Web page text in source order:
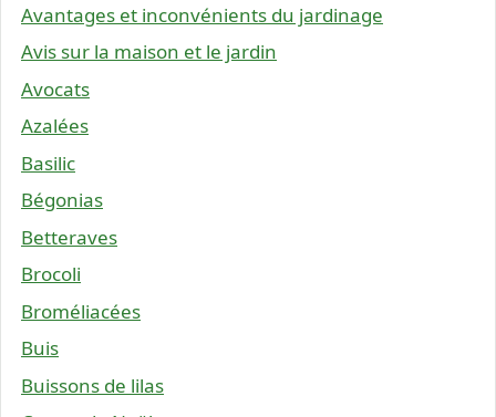
Avantages et inconvénients du jardinage
Avis sur la maison et le jardin
Avocats
Azalées
Basilic
Bégonias
Betteraves
Brocoli
Broméliacées
Buis
Buissons de lilas